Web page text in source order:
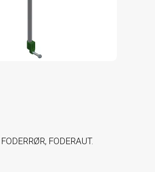
FODERAUT.